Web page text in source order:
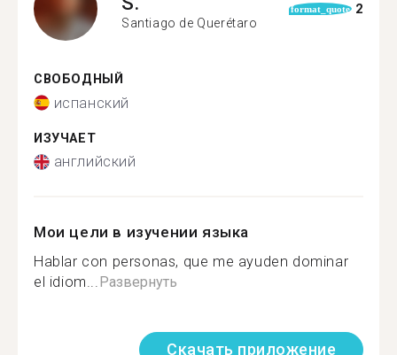
Santiago de Querétaro
format_quote 2
СВОБОДНЫЙ
испанский
ИЗУЧАЕТ
английский
Мои цели в изучении языка
Hablar con personas, que me ayuden dominar
el idiom...Развернуть
Скачать приложение